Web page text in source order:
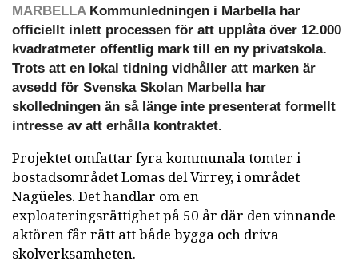
MARBELLAKommunledningen i Marbella har
officiellt inlett processen för att upplåta över 12.000
kvadratmeter offentlig mark till en ny privatskola.
Trots att en lokal tidning vidhåller att marken är
avsedd för Svenska Skolan Marbella har
skolledningen än så länge inte presenterat formellt
intresse av att erhålla kontraktet.
Projektet omfattar fyra kommunala tomter i
bostadsområdet Lomas del Virrey, i området
Nagüeles. Det handlar om en
exploateringsrättighet på 50 år där den vinnande
aktören får rätt att både bygga och driva
skolverksamheten.